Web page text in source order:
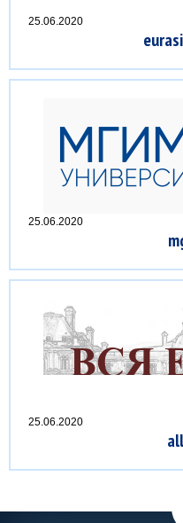
25.06.2020
25.06.2020
25.06.2020